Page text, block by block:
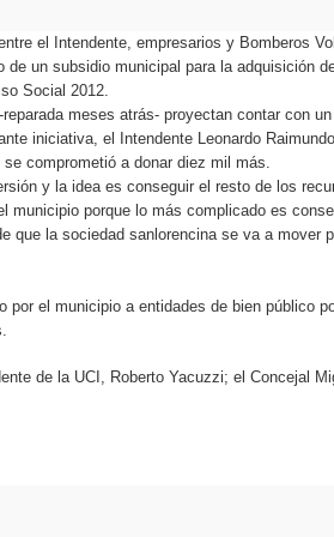
el Intendente, empresarios y Bomberos
un subsidio municipal para la adquisición
Social 2012.
meses atrás- proyectan contar con
iniciativa, el Intendente Leonardo
comprometió a donar diez mil más.
y la idea es conseguir el resto de los
municipio porque lo más complicado es
que la sociedad sanlorencina se va a mover
por el municipio a entidades de bien público
de la UCI, Roberto Yacuzzi; el Concejal